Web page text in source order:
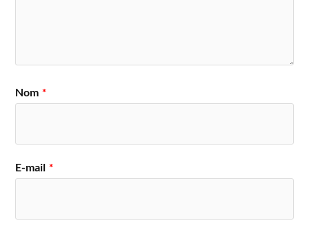
Nom *
E-mail *